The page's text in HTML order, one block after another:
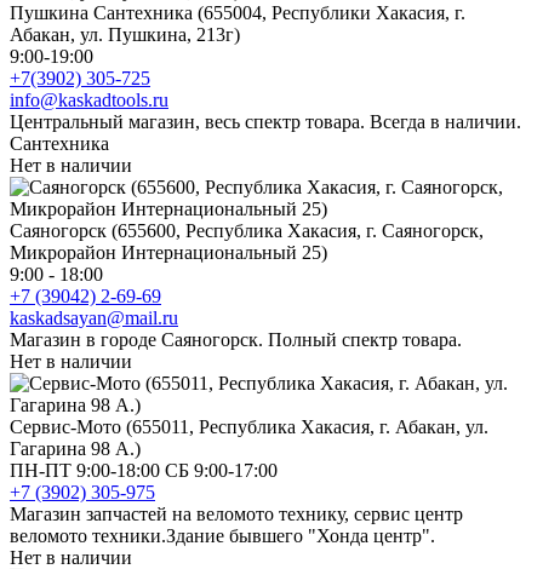
Пушкина Сантехника (655004, Республики Хакасия, г.
Абакан, ул. Пушкина, 213г)
9:00-19:00
+7(3902) 305-725
info@kaskadtools.ru
Центральный магазин, весь спектр товара. Всегда в наличии.
Сантехника
Нет в наличии
Саяногорск (655600, Республика Хакасия, г. Саяногорск,
Микрорайон Интернациональный 25)
9:00 - 18:00
+7 (39042) 2-69-69
kaskadsayan@mail.ru
Магазин в городе Саяногорск. Полный спектр товара.
Нет в наличии
Сервис-Мото (655011, Республика Хакасия, г. Абакан, ул.
Гагарина 98 А.)
ПН-ПТ 9:00-18:00 СБ 9:00-17:00
+7 (3902) 305-975
Магазин запчастей на веломото технику, сервис центр
веломото техники.Здание бывшего "Хонда центр".
Нет в наличии